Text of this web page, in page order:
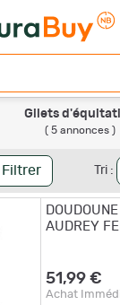
Gilets
( 5 annonces )
Filtrer Tri :
AUDREY
51,99 €
Achat